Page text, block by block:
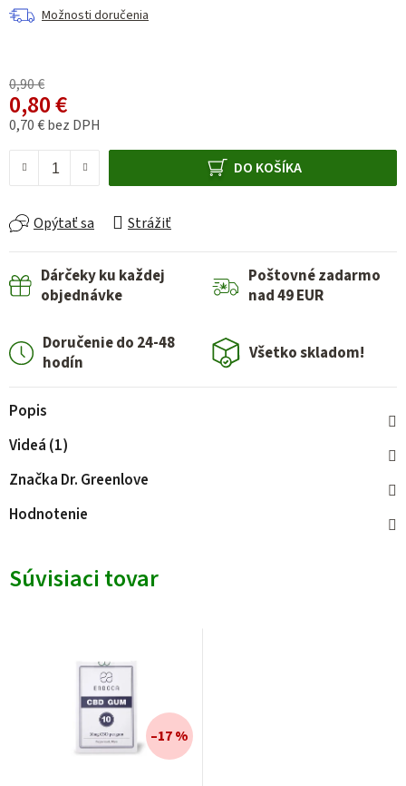
Možnosti doručenia
0,90 €
0,80 €
0,70 € bez DPH
DO KOŠÍKA
Opýtať sa Strážiť
Dárčeky ku každej
objednávke
Poštovné zadarmo
nad 49 EUR
Doručenie do 24-48
hodín
Všetko skladom!
Popis
Videá (1)
Značka Dr. Greenlove
Hodnotenie
Súvisiaci tovar
–17 %